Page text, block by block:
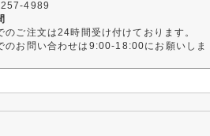
4989
のご注文は24時間受け付けております。
のお問い合わせは9:00-18:00にお願いしま